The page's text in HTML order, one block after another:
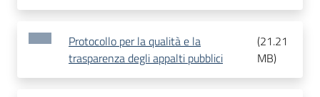
Protocollo per la qualità e la
trasparenza degli appalti pubblici
(21.21
MB)